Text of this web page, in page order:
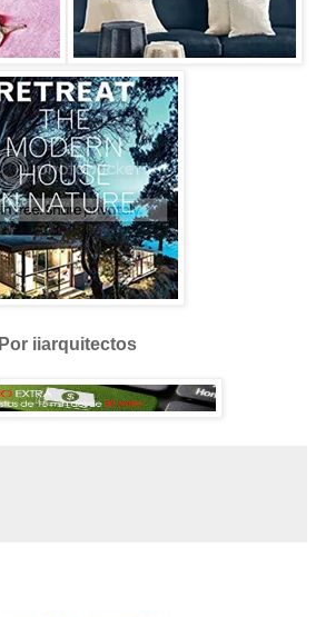
Por iiarquitectos